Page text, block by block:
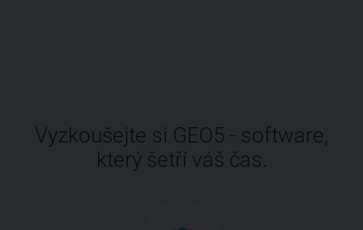
Vyzkoušejte si GEO5 - software,
který šetří váš čas.